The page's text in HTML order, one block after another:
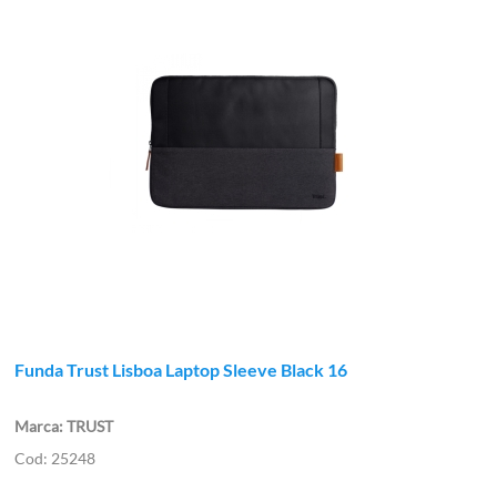
Funda Trust Lisboa Laptop Sleeve Black 16
TRUST
25248